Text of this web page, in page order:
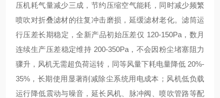
压机耗气量减少三成，节约压缩空气能耗，同时减少频繁
喷吹对折叠滤材的往复冲击磨损，延缓滤材老化。滤筒运
行压差长期稳定，全新产品初始压差仅 120-150Pa，数月
连续生产压差稳定维持 200-350Pa，不会因粉尘堵塞阻力
骤升，风机无需超负荷运转，同等风量下耗电量降低 20%-
35%，长期使用显著削减除尘系统用电成本；风机低负载
运行降低震动与噪音，延长风机、脉冲阀、喷吹管路等配